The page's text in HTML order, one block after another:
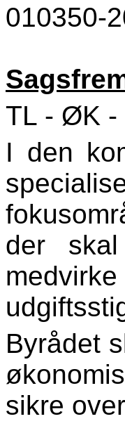
010350-
TL - ØK -
I den
der
Byrådet
sikre